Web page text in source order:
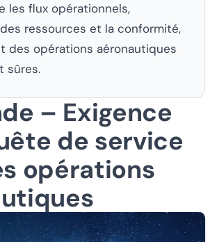
les flux opérationnels,
ressources et la conformité,
des opérations aéronautiques
sûres.
– Exigence
de service
opérations